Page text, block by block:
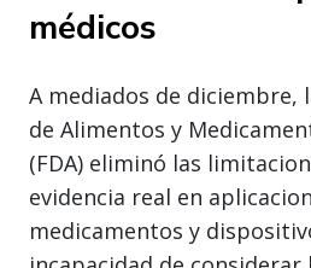
médicos
A mediados de diciembre,
de Alimentos y
(FDA) eliminó las
evidencia real en
medicamentos y